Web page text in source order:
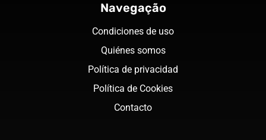
Navegação
Condiciones de uso
Quiénes somos
Política de privacidad
Política de Cookies
Contacto